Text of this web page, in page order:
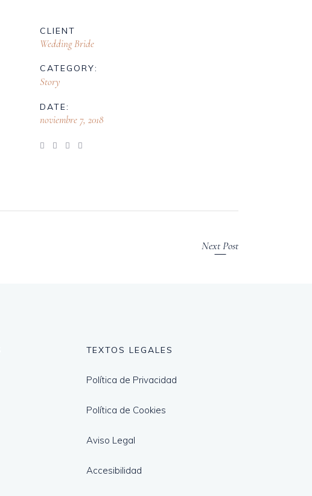
CLIENT
Wedding Bride
CATEGORY:
Story
DATE:
noviembre 7, 2018
Next Post
TEXTOS LEGALES
Política de Privacidad
Política de Cookies
Aviso Legal
Accesibilidad